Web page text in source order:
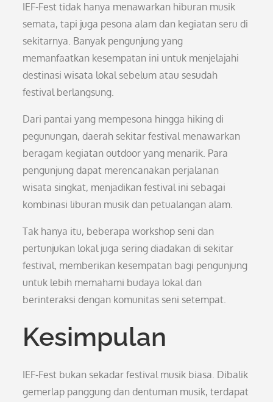
IEF-Fest tidak hanya menawarkan hiburan musik
semata, tapi juga pesona alam dan kegiatan seru di
sekitarnya. Banyak pengunjung yang
memanfaatkan kesempatan ini untuk menjelajahi
destinasi wisata lokal sebelum atau sesudah
festival berlangsung.
Dari pantai yang mempesona hingga hiking di
pegunungan, daerah sekitar festival menawarkan
beragam kegiatan outdoor yang menarik. Para
pengunjung dapat merencanakan perjalanan
wisata singkat, menjadikan festival ini sebagai
kombinasi liburan musik dan petualangan alam.
Tak hanya itu, beberapa workshop seni dan
pertunjukan lokal juga sering diadakan di sekitar
festival, memberikan kesempatan bagi pengunjung
untuk lebih memahami budaya lokal dan
berinteraksi dengan komunitas seni setempat.
Kesimpulan
IEF-Fest bukan sekadar festival musik biasa. Dibalik
gemerlap panggung dan dentuman musik, terdapat